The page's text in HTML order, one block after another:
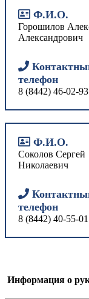
Ф.И.О.
Горошилов
Александрович
телефон
8 (8442) 46-02-93
Ф.И.О.
Соколов Сергей
Николаевич
телефон
8 (8442) 40-55-01
Информация о